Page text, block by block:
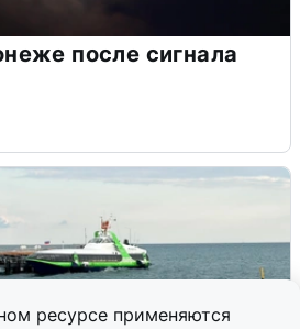
ресурсе применяются
после сигнала